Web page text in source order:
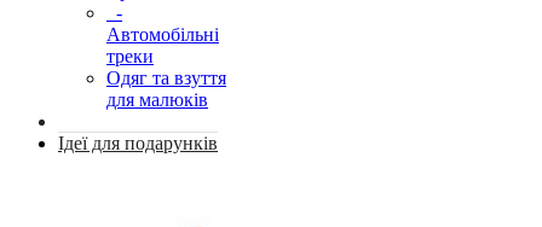
-
Автомобільні
треки
Одяг та взуття
для малюків
Ідеї для подарунків